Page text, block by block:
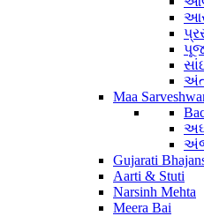
Maa
Gujarati
Aarti & Stuti
Narsinh Mehta
Meera Bai